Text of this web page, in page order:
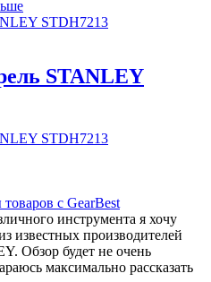
STANLEY
с GearBest
инструмента я хочу
известных производителей
Обзор будет не очень
максимально рассказать